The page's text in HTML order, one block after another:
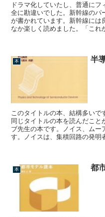
ドラマ化していたし、普通に
全に勘違いでした。新幹線のパ
が書かれています。新幹線には
なか楽しく読めました。「これ
本 半
このタイトルの本、結構多いで
同じタイトルの本を読んだこ
ブ先生の本です。ノイス、ム
す。ノイスは、集積回路の発明
本 都